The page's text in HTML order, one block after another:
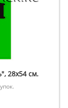
28х54 см.